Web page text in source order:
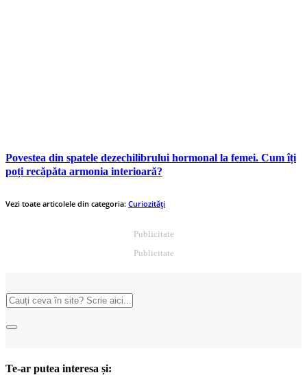
Povestea din spatele dezechilibrului hormonal la femei. Cum îți
poți recăpăta armonia interioară?
Vezi toate articolele din categoria: Curiozități
Publicitate
Publicitate
Te-ar putea interesa și: